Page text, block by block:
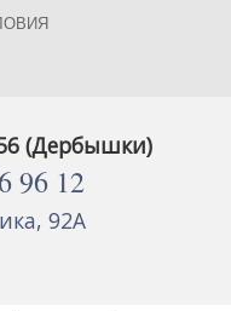
(Дербышки)
96 12
92А